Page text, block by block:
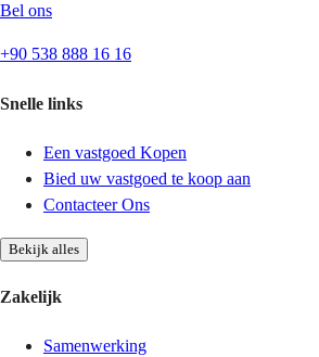
Bel ons
+90 538 888 16 16
Snelle links
Een vastgoed Kopen
Bied uw vastgoed te koop aan
Contacteer Ons
Bekijk alles
Zakelijk
Samenwerking